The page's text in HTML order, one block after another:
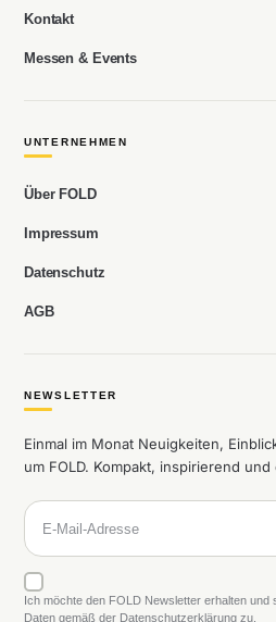
Kontakt
Messen & Events
UNTERNEHMEN
Über FOLD
Impressum
Datenschutz
AGB
NEWSLETTER
Einmal im Monat Neuigkeiten,
um FOLD. Kompakt, inspirierend
Ich möchte den FOLD Newsletter erhalten und
Daten gemäß der Datenschutzerklärung zu.